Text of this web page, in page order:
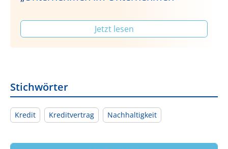
Jetzt lesen
Stichwörter
Kredit Kreditvertrag Nachhaltigkeit